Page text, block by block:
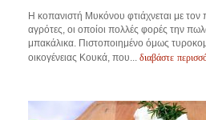
Η κοπανιστή Μυκόνου φτιάχνεται με
αγρότες, οι οποίοι πολλές φορές την
μπακάλικα. Πιστοποιημένο όμως
οικογένειας Κουκά, που... διαβάστε